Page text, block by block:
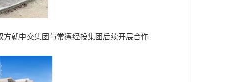
就中交集团与常德经投集团后续开展合作